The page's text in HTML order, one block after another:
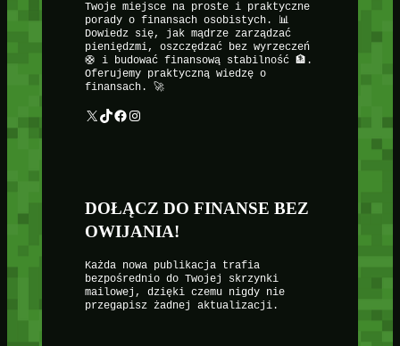
Twoje miejsce na proste i praktyczne
porady o finansach osobistych. 📊
Dowiedz się, jak mądrze zarządzać
pieniędzmi, oszczędzać bez wyrzeczeń
🛟 i budować finansową stabilność 🏦.
Oferujemy praktyczną wiedzę o
finansach. 🚀
X TikTok Facebook Instagram
DOŁĄCZ DO FINANSE BEZ
OWIJANIA!
Każda nowa publikacja trafia
bezpośrednio do Twojej skrzynki
mailowej, dzięki czemu nigdy nie
przegapisz żadnej aktualizacji.